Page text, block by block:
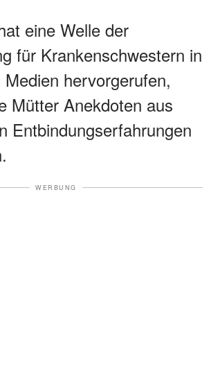
eine Welle der
für Krankenschwestern in
hervorgerufen,
Mütter Anekdoten aus
Entbindungserfahrungen
WERBUNG